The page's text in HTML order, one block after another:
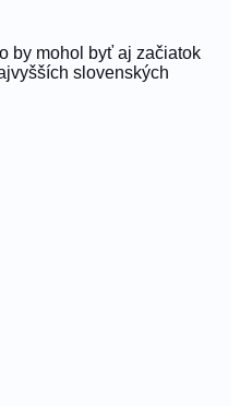
by mohol byť aj začiatok
slovenských